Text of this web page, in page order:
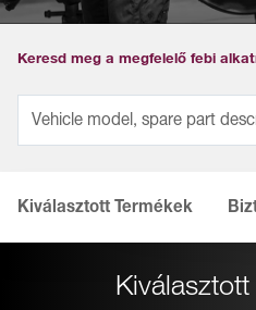
Keresd meg a megfelelő febi
Kiválasztott Termékek